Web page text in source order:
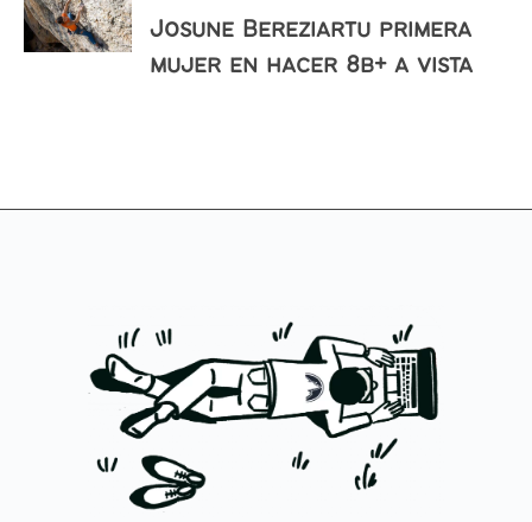
Josune Bereziartu primera
mujer en hacer 8b+ a vista